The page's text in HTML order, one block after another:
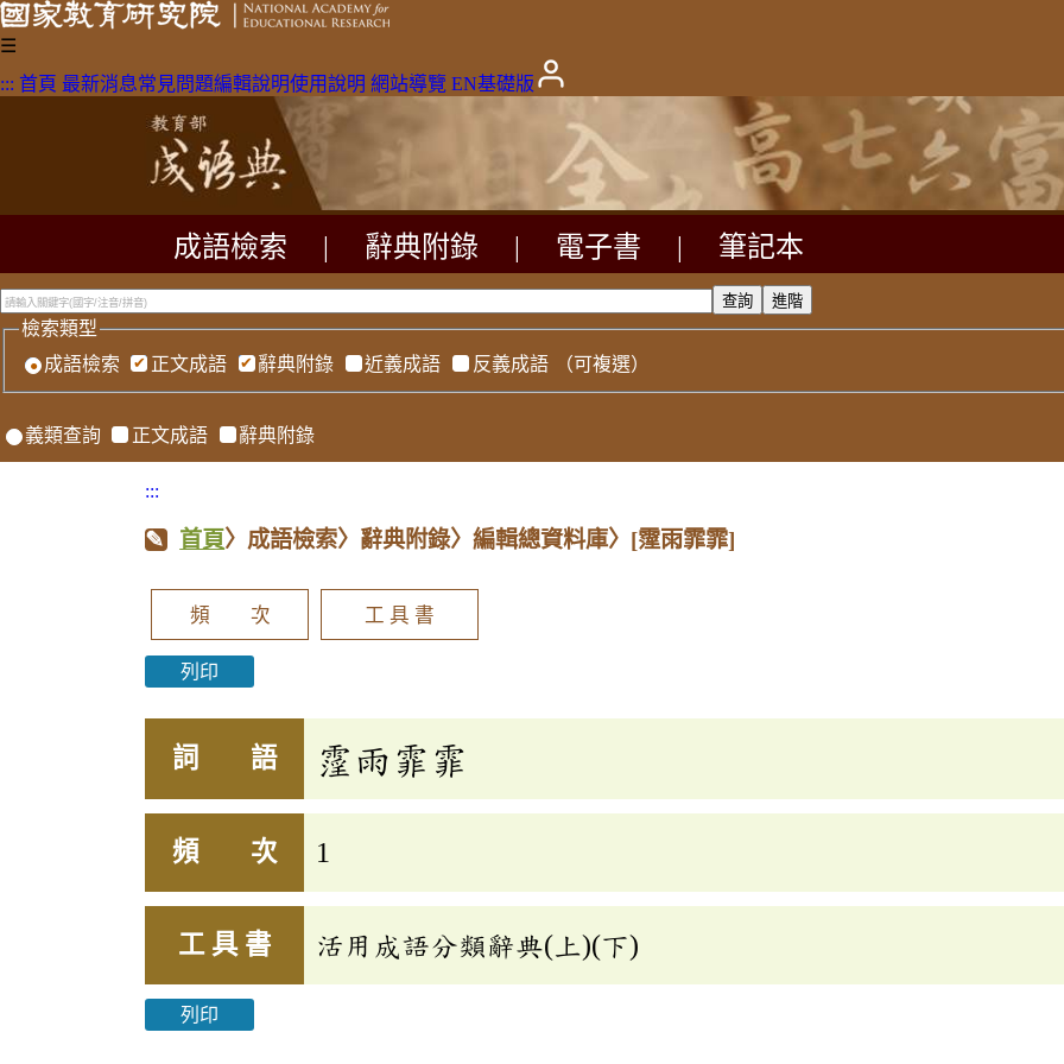
☰
::: 首頁 最新消息常見問題編輯說明使用說明 網站導覽 EN基礎版
成語檢索 辭典附錄 電子書 筆記本
檢索類型
成語檢索
正文成語 辭典附錄 近義成語 反義成語 （可複選）
義類查詢 正文成語 辭典附錄
:::
首頁〉成語檢索〉辭典附錄〉編輯總資料庫〉 [霪雨霏霏]
頻 次 工 具 書
列印
詞 語 霪雨霏霏
頻 次 1
工 具 書 活用成語分類辭典(上)(下)
列印